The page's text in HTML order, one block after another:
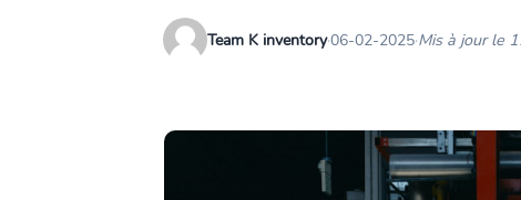
Team K inventory·06-02-2025·Mis à jour le